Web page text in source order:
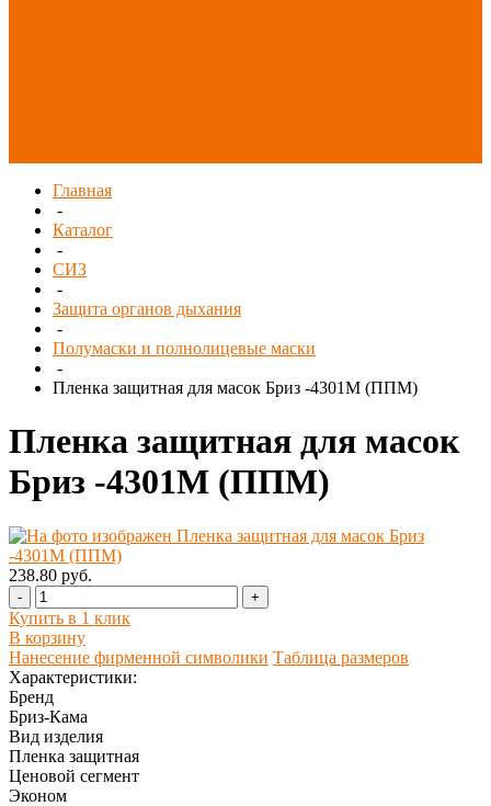
Главная
-
Каталог
-
СИЗ
-
Защита органов дыхания
-
Полумаски и полнолицевые маски
-
Пленка защитная для масок Бриз -4301М (ППМ)
Пленка защитная для масок
Бриз -4301М (ППМ)
238.80 руб.
- +
Купить в 1 клик
В корзину
Нанесение фирменной символики Таблица размеров
Характеристики:
Бренд
Бриз-Кама
Вид изделия
Пленка защитная
Ценовой сегмент
Эконом